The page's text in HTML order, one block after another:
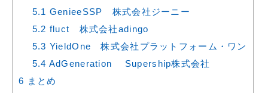
5.1 GenieeSSP 株式会社ジーニー
5.2 fluct 株式会社adingo
5.3 YieldOne 株式会社プラットフォーム・ワン
5.4 AdGeneration Supership株式会社
6 まとめ